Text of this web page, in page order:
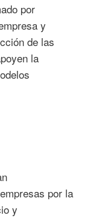
por
y
de las
la
por la
y